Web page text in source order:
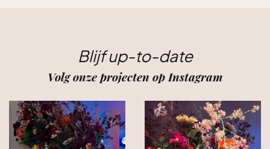
Blijf up-to-date
Volg onze projecten op Instagram